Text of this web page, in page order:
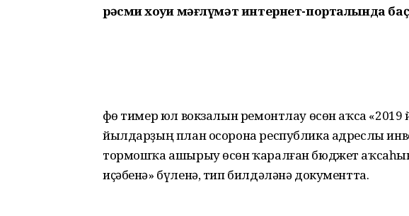
рәсми хоҡуҡи мәғлүмәт интернет-порталында
Өфө тимер юл вокзалын ремонтлау өсөн аҡса «2019
йылдарҙың план осорона республика адреслы
тормошҡа ашырыу өсөн ҡаралған бюджет
иҫәбенә» бүленә, тип билдәләнә документта.